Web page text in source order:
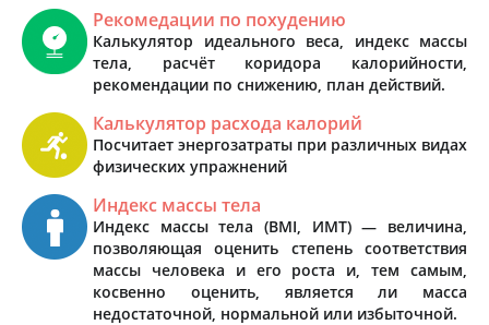
Рекомедации по похудению
Калькулятор идеального веса, индекс массы
тела, расчёт коридора калорийности,
рекомендации по снижению, план действий.
Калькулятор расхода калорий
Посчитает энергозатраты при различных видах
физических упражнений
Индекс массы тела
Индекс массы тела (BMI, ИМТ) — величина,
позволяющая оценить степень соответствия
массы человека и его роста и, тем самым,
косвенно оценить, является ли масса
недостаточной, нормальной или избыточной.